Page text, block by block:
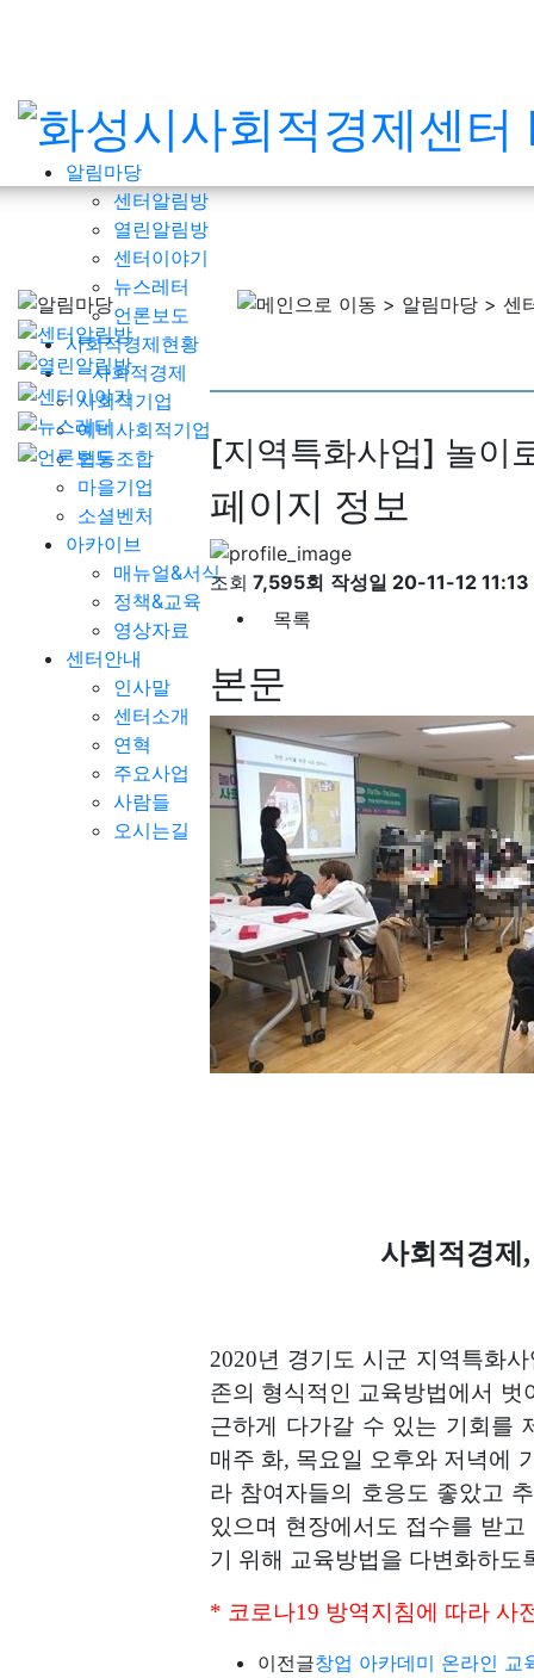
알림마당
센터알림방
열린알림방
센터이야기
뉴스레터
언론보도
사회적경제현황
사회적경제
사회적기업
예비사회적기업
협동조합
마을기업
소셜벤처
아카이브
매뉴얼&서식
정책&교육
영상자료
센터안내
인사말
센터소개
연혁
주요사업
사람들
오시는길
[지역특화사업] 놀이
페이지 정보
조회 7,595회 작성일 20-11-12 11:13
목록
본문
사회적경제
2020년 경기도 시군 지역특화
존의 형식적인 교육방법에서
근하게 다가갈 수 있는 기회를
매주 화, 목요일 오후와 저녁에
라 참여자들의 호응도 좋았고
있으며 현장에서도 접수를 받
기 위해 교육방법을 다변화하
* 코로나19 방역지침에 따라
이전글창업 아카데미 온라인 교